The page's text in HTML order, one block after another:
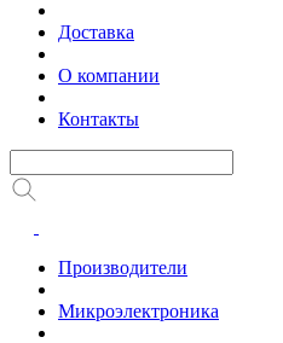
Доставка
О компании
Контакты
Производители
Микроэлектроника